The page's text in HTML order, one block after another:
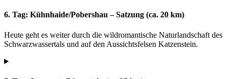
6. Tag: Kühnhaide/Pobershau – Satzung (ca. 20 km)
Heute geht es weiter durch die wildromantische Naturlandschaft des
Schwarzwassertals und auf den Aussichtsfelsen Katzenstein.